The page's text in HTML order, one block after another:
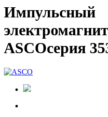
Импульсный
ASCOсерия